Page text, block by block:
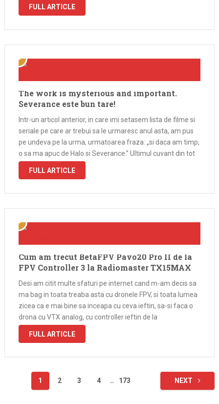
FULL ARTICLE
The work is mysterious and important.
Severance este bun tare!
Intr-un articol anterior, in care imi setasem lista de filme si
seriale pe care ar trebui sa le urmaresc anul asta, am pus
pe undeva pe la urma, urmatoarea fraza: „si daca am timp,
o sa ma apuc de Halo si Severance.” Ultimul cuvant din tot
articolul este Severance, …
FULL ARTICLE
Cum am trecut BetaFPV Pavo20 Pro II de la
FPV Controller 3 la Radiomaster TX15MAX
Desi am citit multe sfaturi pe internet cand m-am decis sa
ma bag in toata treaba asta cu dronele FPV, si toata lumea
zicea ca e mai bine sa inceapa cu ceva ieftin, sa-si faca o
drona cu VTX analog, cu controller ieftin de la
Radiomaster, …
FULL ARTICLE
Paginație
articole
1 2 3 4 … 173 NEXT